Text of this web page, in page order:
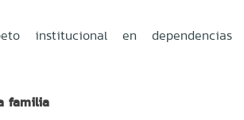
institucional en dependencias
familia